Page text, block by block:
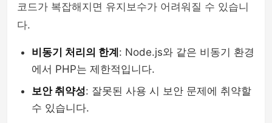
코드가 복잡해지면 유지보수가 어려워질 수 있습니
다.
비동기 처리의 한계 : Node.js와 같은 비동기 환경
에서 PHP는 제한적입니다.
보안 취약성: 잘못된 사용 시 보안 문제에 취약할
수 있습니다.